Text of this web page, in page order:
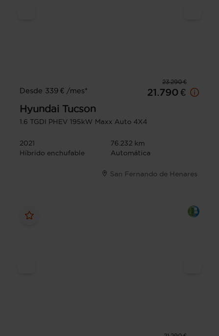
23.290 €
Desde 339 € /mes*
21.790 €
Hyundai Tucson
1.6 TGDI PHEV 195kW Maxx Auto 4X4
2021
76.232 km
Híbrido enchufable
Automática
San Fernando de Henares